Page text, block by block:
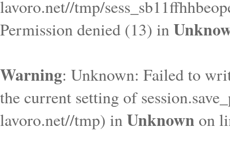
lavoro.net//tmp/
Permission denied (13) in
Warning: Unknown: Failed to
the current setting of
lavoro.net//tmp) inUnknown on